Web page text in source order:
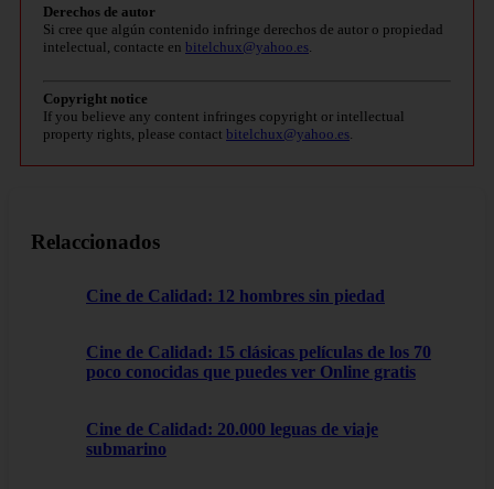
Derechos de autor
Si cree que algún contenido infringe derechos de autor o propiedad
intelectual, contacte en bitelchux@yahoo.es
Copyright notice
If you believe any content infringes copyright or intellectual
property rights, please contact bitelchux@yahoo.es
Relaccionados
Cine de Calidad: 12 hombres sin piedad
Cine de Calidad: 15 clásicas películas de los 70
poco conocidas que puedes ver Online gratis
Cine de Calidad: 20.000 leguas de viaje
submarino